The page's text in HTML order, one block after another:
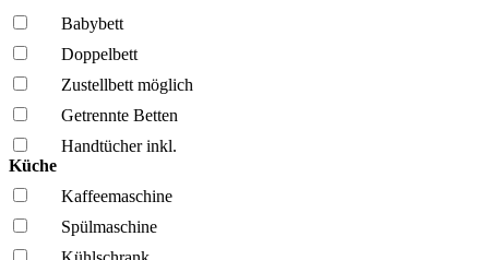
Babybett
Doppelbett
Zustellbett möglich
Getrennte Betten
Handtücher inkl.
Küche
Kaffee­maschine
Spül­maschine